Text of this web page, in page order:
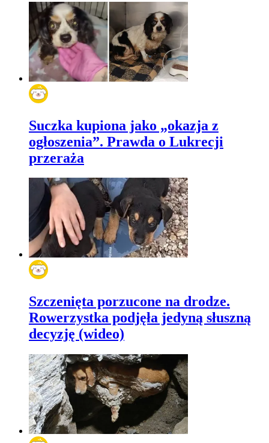
Suczka kupiona jako „okazja z
ogłoszenia”. Prawda o Lukrecji
przeraża
Szczenięta porzucone na drodze.
Rowerzystka podjęła jedyną słuszną
decyzję (wideo)